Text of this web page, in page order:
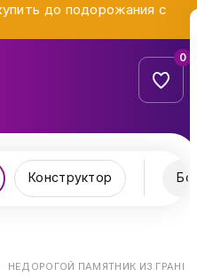
до подорожания с
0
Конструктор
НЕДОРОГОЙ ПАМЯТНИК ИЗ